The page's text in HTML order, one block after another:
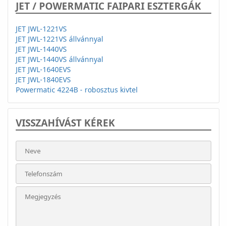
JET / POWERMATIC FAIPARI ESZTERGÁK
JET JWL-1221VS
JET JWL-1221VS állvánnyal
JET JWL-1440VS
JET JWL-1440VS állvánnyal
JET JWL-1640EVS
JET JWL-1840EVS
Powermatic 4224B - robosztus kivtel
VISSZAHÍVÁST KÉREK